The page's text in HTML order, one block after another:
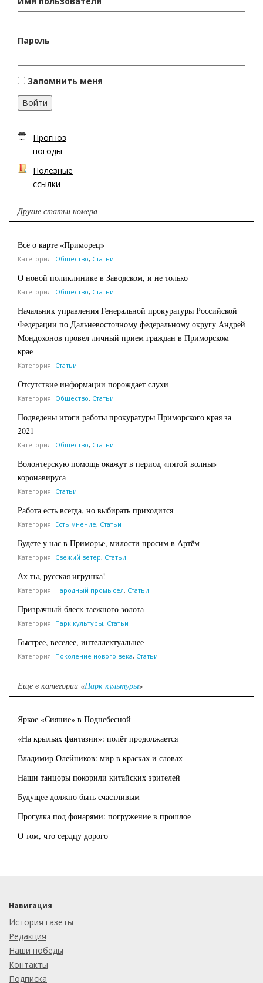
Пароль
Запомнить меня
Войти
Прогноз
погоды
Полезные
ссылки
Другие статьи номера
Всё о карте «Приморец»
Категория: Общество, Статьи
О новой поликлинике в Заводском, и не только
Категория: Общество, Статьи
Начальник управления Генеральной прокуратуры Российской
Федерации по Дальневосточному федеральному округу Андрей
Мондохонов провел личный прием граждан в Приморском
крае
Категория: Статьи
Отсутствие информации порождает слухи
Категория: Общество, Статьи
Подведены итоги работы прокуратуры Приморского края за
2021
Категория: Общество, Статьи
Волонтерскую помощь окажут в период «пятой волны»
коронавируса
Категория: Статьи
Работа есть всегда, но выбирать приходится
Категория: Есть мнение, Статьи
Будете у нас в Приморье, милости просим в Артём
Категория: Свежий ветер, Статьи
Ах ты, русская игрушка!
Категория: Народный промысел, Статьи
Призрачный блеск таежного золота
Категория: Парк культуры, Статьи
Быстрее, веселее, интеллектуальнее
Категория: Поколение нового века, Статьи
Еще в категории «Парк культуры»
Яркое «Сияние» в Поднебесной
«На крыльях фантазии»: полёт продолжается
Владимир Олейников: мир в красках и словах
Наши танцоры покорили китайских зрителей
Будущее должно быть счастливым
Прогулка под фонарями: погружение в прошлое
О том, что сердцу дорого
Навигация
История газеты
Редакция
Наши победы
Контакты
Подписка